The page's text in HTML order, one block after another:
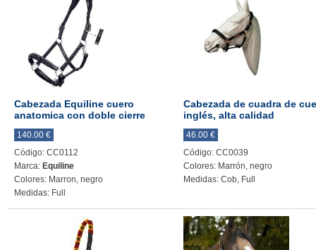
Cabezada Equiline cuero
anatomica con doble cierre
140.00 €
Código: CC0112
Marca: Equiline
Colores: Marron, negro
Medidas: Full
Cabezada de cuadra de
inglés, alta calidad
46.00 €
Código: CC0039
Colores: Marrón, negro
Medidas: Cob, Full